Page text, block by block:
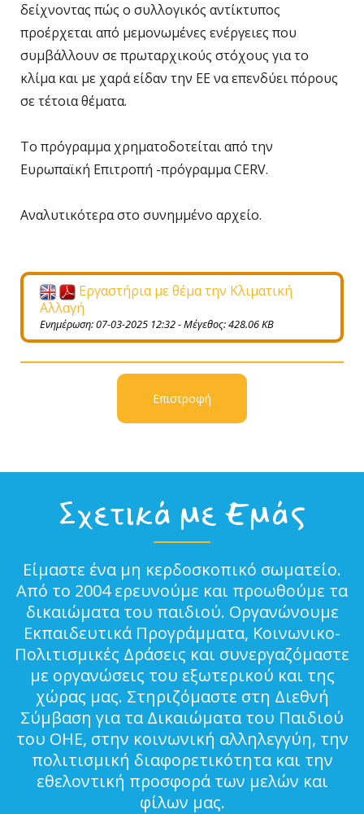
δείχνοντας πώς ο συλλογικός αντίκτυπος
προέρχεται από μεμονωμένες ενέργειες που
συμβάλλουν σε πρωταρχικούς στόχους για το
κλίμα και με χαρά είδαν την ΕΕ να επενδύει πόρους
σε τέτοια θέματα.
Το πρόγραμμα χρηματοδοτείται από την
Ευρωπαϊκή Επιτροπή -πρόγραμμα CERV.
Αναλυτικότερα στο συνημμένο αρχείο.
Εργαστήρια με θέμα την Κλιματική
Αλλαγή
Ενημέρωση: 07-03-2025 12:32 - Μέγεθος: 428.06 KB
Επιστροφή
Σχετικά με Εμάς
Είμαστε ένα μη κερδοσκοπικό σωματείο.
Από το 2004 ερευνούμε και προωθούμε τα
δικαιώματα του παιδιού. Οργανώνουμε
Εκπαιδευτικά Προγράμματα, Κοινωνικο-
Πολιτισμικές Δράσεις και συνεργαζόμαστε
με οργανώσεις του εξωτερικού και της
χώρας μας. Στηριζόμαστε στη Διεθνή
Σύμβαση για τα Δικαιώματα του Παιδιού
του ΟΗΕ, στην κοινωνική αλληλεγγύη, την
πολιτισμική διαφορετικότητα και την
εθελοντική προσφορά των μελών και
φίλων μας.